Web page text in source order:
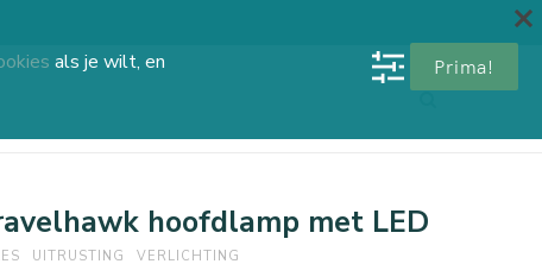
hoofdlamp met LED
UITRUSTING VERLICHTING
als je wilt, en
Prima!